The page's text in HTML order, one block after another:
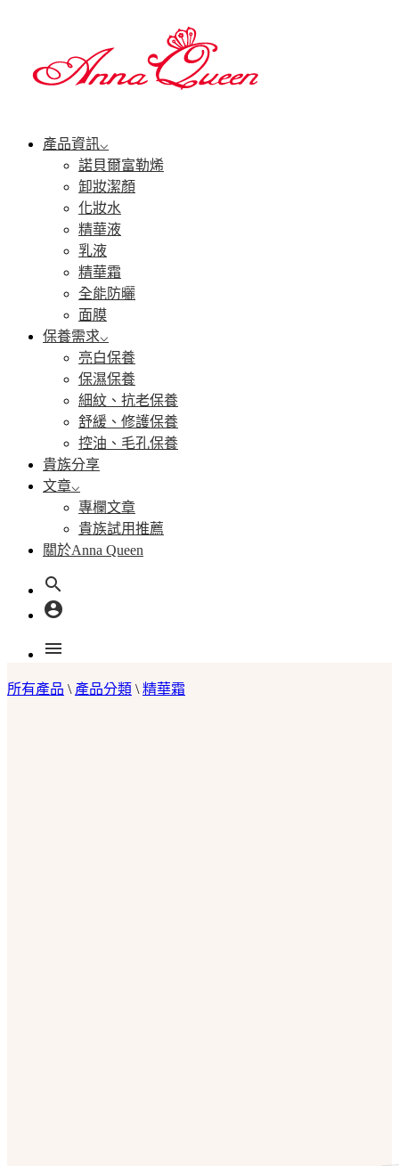
產品資訊
諾貝爾富勒烯
卸妝潔顏
化妝水
精華液
乳液
精華霜
全能防曬
面膜
保養需求
亮白保養
保濕保養
細紋、抗老保養
舒緩、修護保養
控油、毛孔保養
貴族分享
文章
專欄文章
貴族試用推薦
關於Anna Queen
search
account_circle
menu
所有產品 \ 產品分類 \ 精華霜